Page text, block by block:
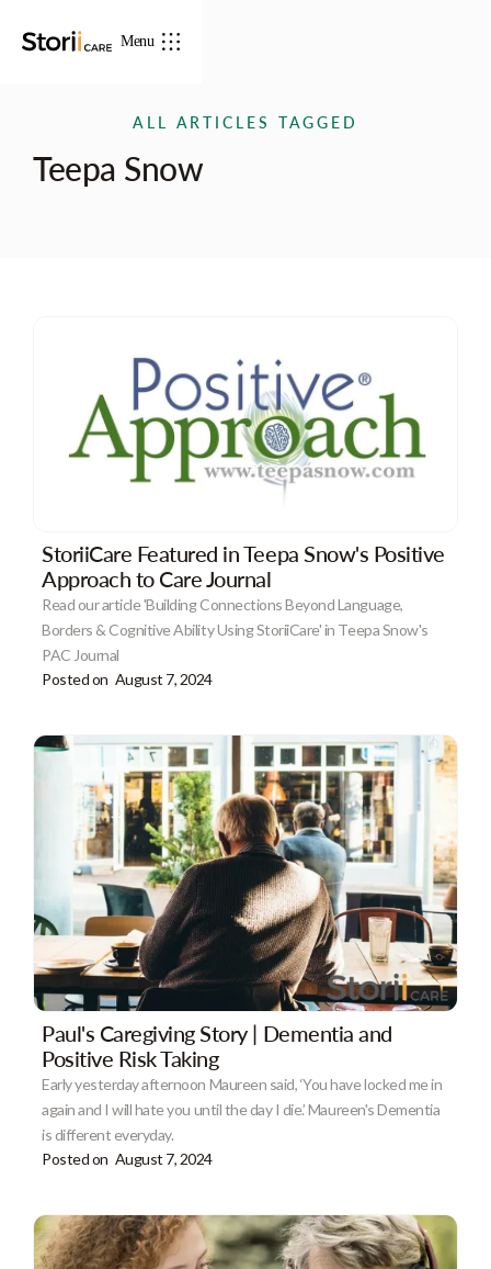
Menu
ALL ARTICLES TAGGED
Teepa Snow
StoriiCare Featured in Teepa Snow's Positive
Approach to Care Journal
Read our article 'Building Connections Beyond Language,
Borders & Cognitive Ability Using StoriiCare' in Teepa Snow's
PAC Journal
Posted on August 7, 2024
Paul's Caregiving Story | Dementia and
Positive Risk Taking
Early yesterday afternoon Maureen said, ‘You have locked me in
again and I will hate you until the day I die.’ Maureen's Dementia
is different everyday.
Posted on August 7, 2024